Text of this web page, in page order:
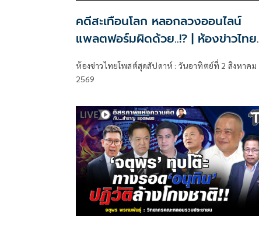
คดีสะเทือนโลก หลอกลวงออนไลน์
แพลตฟอร์มผิดด้วย..!? | ห้องข่าวไทย
ห้องข่าวไทยโพสต์สุดสัปดาห์ : วันอาทิตย์ที่ 2 สิงหาคม
2569